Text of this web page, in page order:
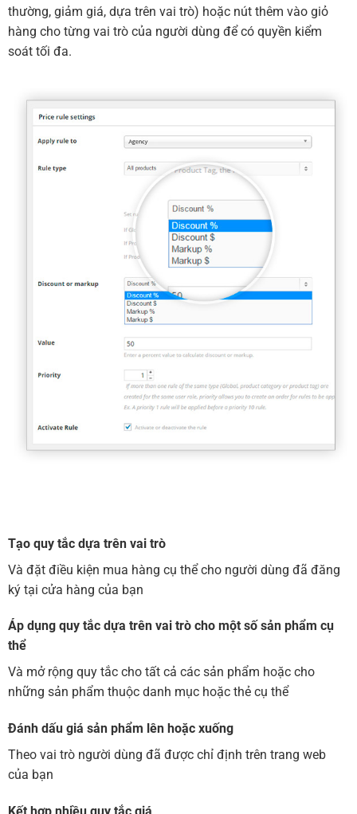
thường, giảm giá, dựa trên vai trò) hoặc nút thêm vào giỏ
hàng cho từng vai trò của người dùng để có quyền kiểm
soát tối đa.
Tạo quy tắc dựa trên vai trò
Và đặt điều kiện mua hàng cụ thể cho người dùng đã đăng
ký tại cửa hàng của bạn
Áp dụng quy tắc dựa trên vai trò cho một số sản phẩm cụ
thể
Và mở rộng quy tắc cho tất cả các sản phẩm hoặc cho
những sản phẩm thuộc danh mục hoặc thẻ cụ thể
Đánh dấu giá sản phẩm lên hoặc xuống
Theo vai trò người dùng đã được chỉ định trên trang web
của bạn